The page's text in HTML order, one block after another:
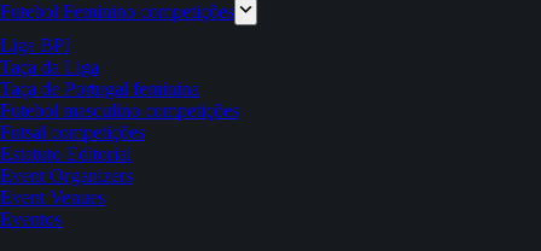
Futebol Feminino competições
Liga BPI
Taça da Liga
Taça de Portugal feminina
Futebol masculino competições
Futsal competições
Estatuto Editorial
Event Organizers
Event Venues
Eventos